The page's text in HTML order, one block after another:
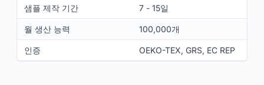
샘플 제작 기간 7 - 15일
월 생산 능력 100,000개
인증 OEKO-TEX, GRS, EC REP